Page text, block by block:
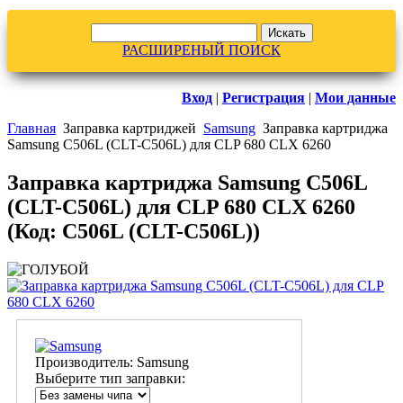
РАСШИРЕНЫЙ ПОИСК
Вход | Регистрация | Мои данные
Главная Заправка картриджей Samsung Заправка картриджа
Samsung C506L (CLT-C506L) для CLP 680 CLX 6260
Заправка картриджа Samsung C506L
(CLT-C506L) для CLP 680 CLX 6260
(Код: C506L (CLT-C506L))
Производитель: Samsung
Выберите тип заправки: